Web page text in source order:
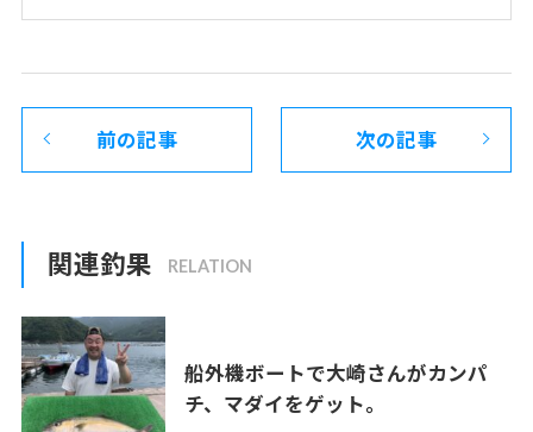
前の記事 次の記事
関連釣果
船外機ボートで大崎さんがカンパ
チ、マダイをゲット。